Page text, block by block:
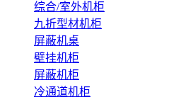
综合/室外机柜
九折型材机柜
屏蔽机桌
壁挂机柜
屏蔽机柜
冷通道机柜